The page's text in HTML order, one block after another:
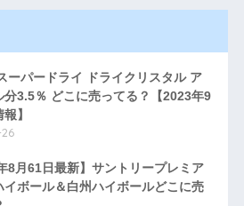
ーパードライ ドライクリスタル ア
分3.5％ どこに売ってる？【2023年9
】
8月61日最新】サントリープレミア
イボール＆白州ハイボールどこに売